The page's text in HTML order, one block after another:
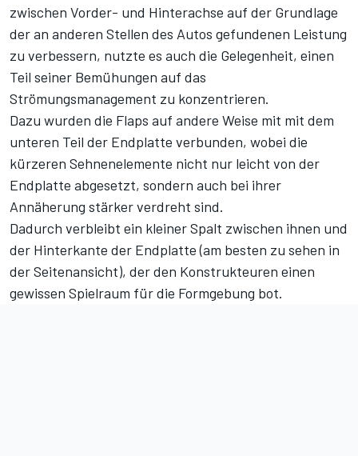
zwischen Vorder- und Hinterachse auf der Grundlage
der an anderen Stellen des Autos gefundenen Leistung
zu verbessern, nutzte es auch die Gelegenheit, einen
Teil seiner Bemühungen auf das
Strömungsmanagement zu konzentrieren.
Dazu wurden die Flaps auf andere Weise mit mit dem
unteren Teil der Endplatte verbunden, wobei die
kürzeren Sehnenelemente nicht nur leicht von der
Endplatte abgesetzt, sondern auch bei ihrer
Annäherung stärker verdreht sind.
Dadurch verbleibt ein kleiner Spalt zwischen ihnen und
der Hinterkante der Endplatte (am besten zu sehen in
der Seitenansicht), der den Konstrukteuren einen
gewissen Spielraum für die Formgebung bot.